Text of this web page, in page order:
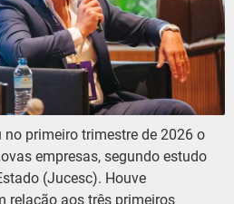
primeiro trimestre de 2026 o
empresas, segundo estudo
(Jucesc). Houve
relação aos três primeiros